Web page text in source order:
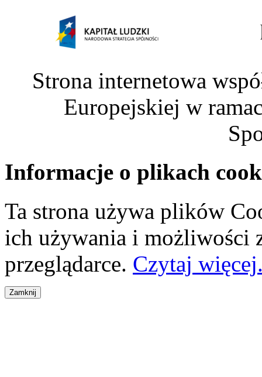
Strona internetowa
Europejskiej w
Informacje o plikach
Ta strona używa plików
ich używania i możliwości
przeglądarce. Czytaj